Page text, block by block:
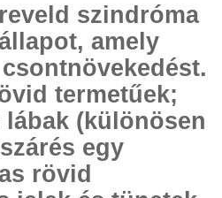
szindróma
amely
termetűek;
(különösen
egy
rövid